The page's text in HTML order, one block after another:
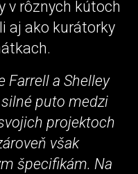
v rôznych kútoch
aj ako kurátorky
Farrell a Shelley
puto medzi
projektoch
však
špecifikám. Na